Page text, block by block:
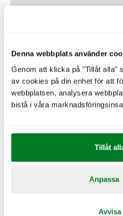
Denna webbplats använder
Genom att klicka på "Tillåt alla"
av cookies på din enhet för att
webbplatsen, analysera
bistå i våra
Tillåt
Anpassa
Avvisa
E.ON